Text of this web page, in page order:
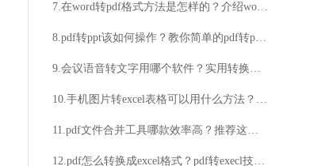
7.在word转pdf格式方法是怎样的？介绍word转pdf格式的简单方法
8.pdf转ppt该如何操作？教你简单的pdf转ppt文档方法
9.会议语音转文字用哪个软件？实用转换软件分享
10.手机图片转excel表格可以用什么方法？手机图片转excel表格工具优点介绍
11.pdf文件合并工具哪款效率高？推荐这款高效率的合并工具！
12.pdf怎么转换成excel格式？pdf转execl技巧分享